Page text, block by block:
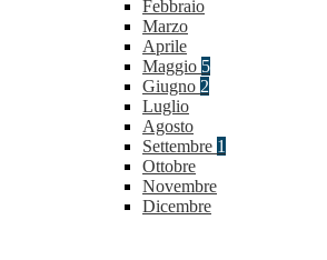
Febbraio
Marzo
Aprile
Maggio 5
Giugno 2
Luglio
Agosto
Settembre 1
Ottobre
Novembre
Dicembre